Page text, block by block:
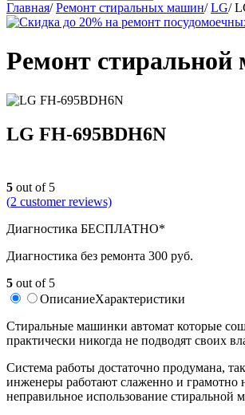
Главная/Ремонт стиральных машин/LG/
Ремонт
LG FH-695BDH6N
5 out of 5
(2 customer reviews)
Диагностика БЕСПЛАТНО*
Диагностика без ремонта 300 руб.
5 out of 5
ОписаниеХарактеристики
Стиральные машинки автомат которые
практически никогда не подводят своих
Система работы достаточно продумана,
инженеры работают слаженно и грамотно
неправильное использование